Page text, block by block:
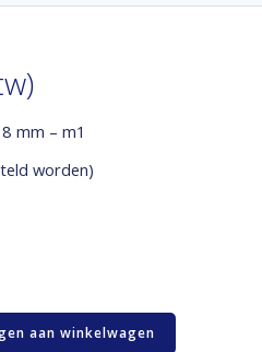
mm – m1
worden)
aan winkelwagen